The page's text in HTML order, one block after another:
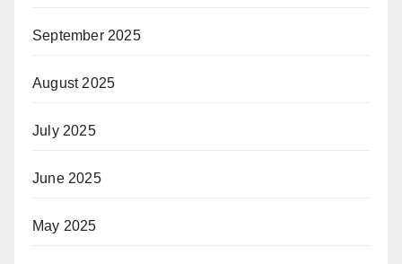
September 2025
August 2025
July 2025
June 2025
May 2025